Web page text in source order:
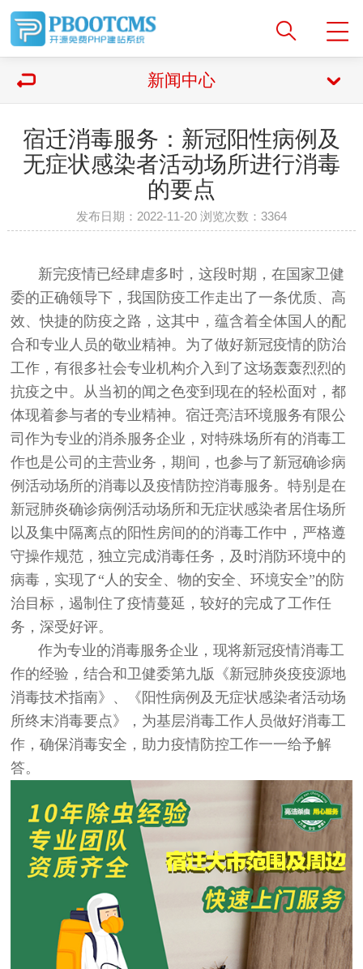
新闻中心
宿迁消毒服务：新冠阳性病例及
无症状感染者活动场所进行消毒
的要点
发布日期：2022-11-20 浏览次数： 3364
新完疫情已经肆虐多时，这段时期，在国家卫健
委的正确领导下，我国防疫工作走出了一条优质、高
效、快捷的防疫之路，这其中，蕴含着全体国人的配
合和专业人员的敬业精神。为了做好新冠疫情的防治
工作，有很多社会专业机构介入到了这场轰轰烈烈的
抗疫之中。从当初的闻之色变到现在的轻松面对，都
体现着参与者的专业精神。宿迁亮洁环境服务有限公
司作为专业的消杀服务企业，对特殊场所有的消毒工
作也是公司的主营业务，期间，也参与了新冠确诊病
例活动场所的消毒以及疫情防控消毒服务。特别是在
新冠肺炎确诊病例活动场所和无症状感染者居住场所
以及集中隔离点的阳性房间的的消毒工作中，严格遵
守操作规范，独立完成消毒任务，及时消防环境中的
病毒，实现了“人的安全、物的安全、环境安全”的防
治目标，遏制住了疫情蔓延，较好的完成了工作任
务，深受好评。
作为专业的消毒服务企业，现将新冠疫情消毒工
作的经验，结合和卫健委第九版《新冠肺炎疫疫源地
消毒技术指南》、《阳性病例及无症状感染者活动场
所终末消毒要点》，为基层消毒工作人员做好消毒工
作，确保消毒安全，助力疫情防控工作一一给予解
答。